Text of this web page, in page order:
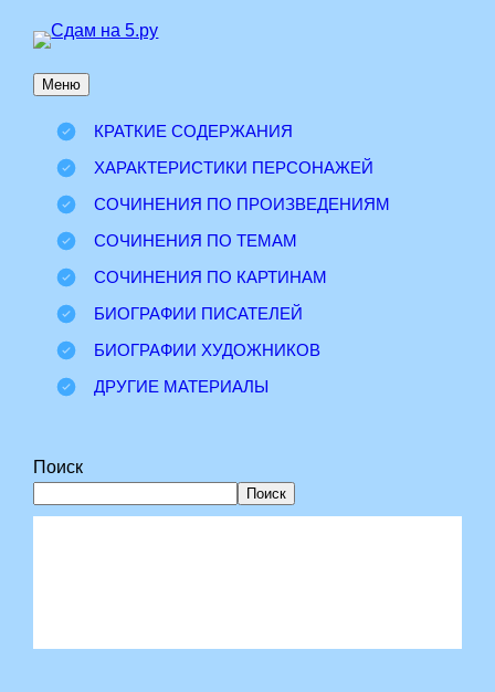
Перейти
содержимому
Меню
КРАТКИЕ СОДЕРЖАНИЯ
ХАРАКТЕРИСТИКИ ПЕРСОНАЖЕЙ
СОЧИНЕНИЯ ПО ПРОИЗВЕДЕНИЯМ
СОЧИНЕНИЯ ПО ТЕМАМ
СОЧИНЕНИЯ ПО КАРТИНАМ
БИОГРАФИИ ПИСАТЕЛЕЙ
БИОГРАФИИ ХУДОЖНИКОВ
ДРУГИЕ МАТЕРИАЛЫ
Поиск
Поиск